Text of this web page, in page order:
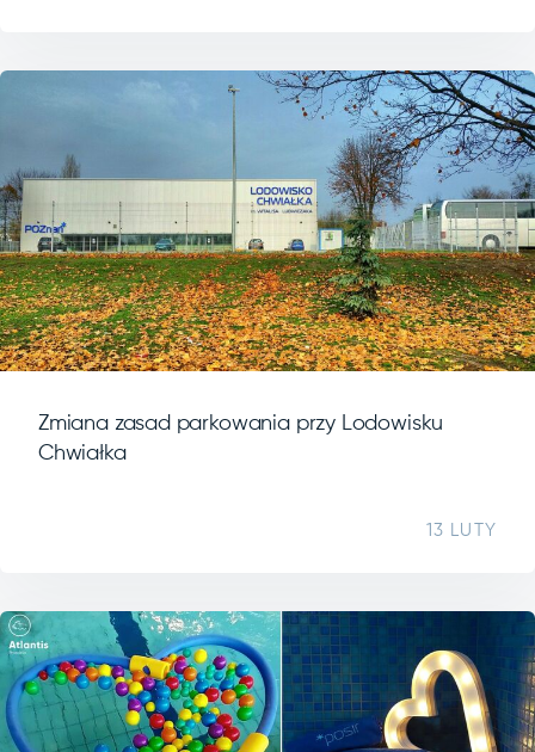
Zmiana zasad parkowania przy Lodowisku
Chwiałka
13 LUTY